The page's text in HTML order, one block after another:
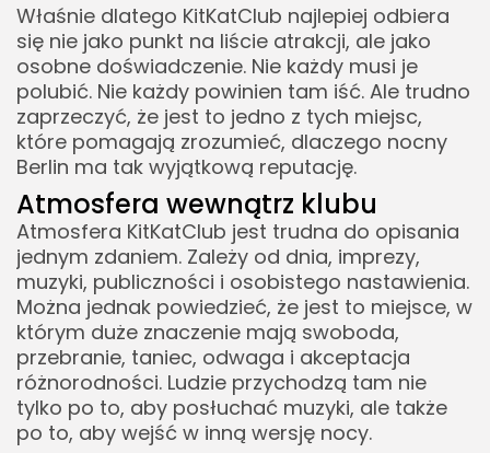
Właśnie dlatego KitKatClub najlepiej odbiera
się nie jako punkt na liście atrakcji, ale jako
osobne doświadczenie. Nie każdy musi je
polubić. Nie każdy powinien tam iść. Ale trudno
zaprzeczyć, że jest to jedno z tych miejsc,
które pomagają zrozumieć, dlaczego nocny
Berlin ma tak wyjątkową reputację.
Atmosfera wewnątrz klubu
Atmosfera KitKatClub jest trudna do opisania
jednym zdaniem. Zależy od dnia, imprezy,
muzyki, publiczności i osobistego nastawienia.
Można jednak powiedzieć, że jest to miejsce, w
którym duże znaczenie mają swoboda,
przebranie, taniec, odwaga i akceptacja
różnorodności. Ludzie przychodzą tam nie
tylko po to, aby posłuchać muzyki, ale także
po to, aby wejść w inną wersję nocy.